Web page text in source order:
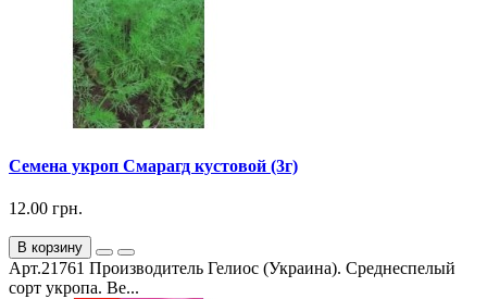
Семена укроп Смарагд кустовой (3г)
12.00 грн.
В корзину
Арт.21761 Производитель Гелиос (Украина). Среднеспелый
сорт укропа. Ве...